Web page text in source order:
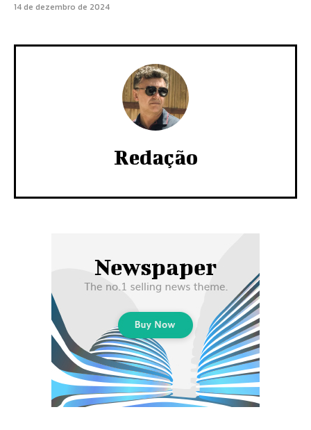
14 de dezembro de 2024
Redação